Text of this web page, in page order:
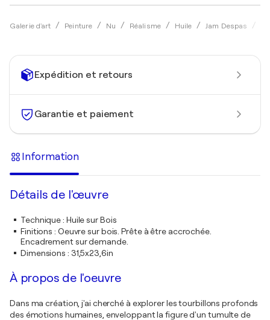
Galerie d'art Peinture Nu Réalisme Huile Jam Despas
Expédition et retours
Garantie et paiement
Information
Détails de l'œuvre
Technique: Huile sur Bois
Finitions : Oeuvre sur bois. Prête à être accrochée.
Encadrement sur demande.
Dimensions : 31,5x23,6in
À propos de l'oeuvre
Dans ma création, j'ai cherché à explorer les tourbillons profonds
des émotions humaines, enveloppant la figure d'un tumulte de